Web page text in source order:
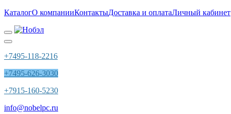
КаталогО компанииКонтактыДоставка и оплатаЛичный кабинет
+7495-118-2216
+7495-626-3030
+7915-160-5230
info@nobelpc.ru